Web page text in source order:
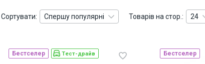
Сортувати: Спершу популярні Товарів на стор.: 24
Бестселер Тест-драйв Бестселер